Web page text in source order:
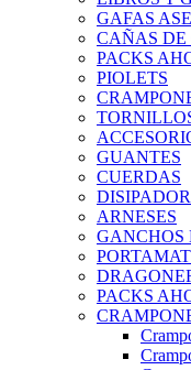
GAFAS
CAÑAS DE
PACKS
PIOLETS
GUANTES
CUERDAS
ARNESES
GANCHOS
PACKS